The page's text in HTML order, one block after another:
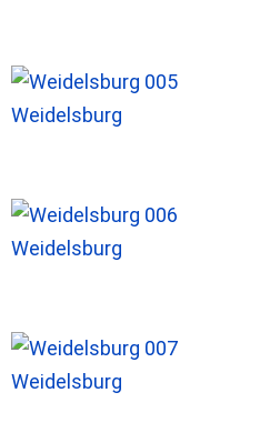
Weidelsburg
Weidelsburg
Weidelsburg